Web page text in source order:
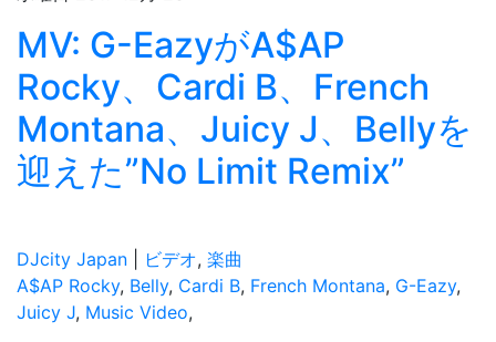
MV: G-EazyがA$AP
Rocky、Cardi B、French
Montana、Juicy J、Bellyを
迎えた”No Limit Remix”
DJcity Japan ビデオ, 楽曲
A$AP Rocky, Belly, Cardi B, French Montana, G-Eazy,
Juicy J, Music Video,